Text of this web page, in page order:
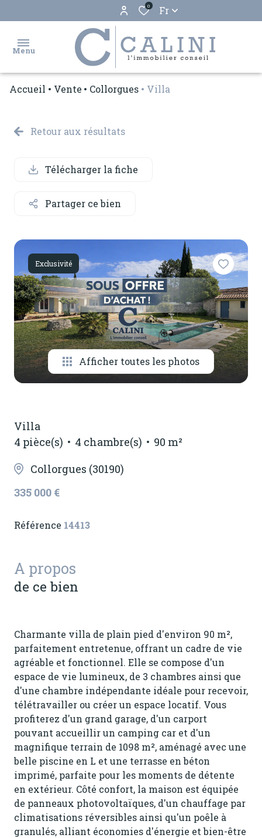
0 Fr
Menu
ventes
vendus
gestion
notre
agence
contactez-
nous
Accueil Vente Collorgues Villa
Retour aux résultats
Télécharger la fiche
Partager ce bien
Exclusivité
Afficher toutes les photos
Villa
4 pièce(s)
4 chambre(s)
90 m²
Collorgues (30190)
335 000 €
Référence 14413
A propos
de ce bien
Charmante villa de plain pied d'environ 90 m²,
parfaitement entretenue, offrant un cadre de vie
agréable et fonctionnel. Elle se compose d'un
espace de vie lumineux, de 3 chambres ainsi que
d'une chambre indépendante idéale pour recevoir,
télétravailler ou créer un espace locatif. Vous
profiterez d'un grand garage, d'un carport
pouvant accueillir un camping car et d'un
magnifique terrain de 1098 m², aménagé avec une
belle piscine en L et une terrasse en béton
imprimé, parfaite pour les moments de détente
en extérieur. Côté confort, la maison est équipée
de panneaux photovoltaïques, d'un chauffage par
climatisations réversibles ainsi qu'un poêle à
granulés, alliant économies d'énergie et bien-être